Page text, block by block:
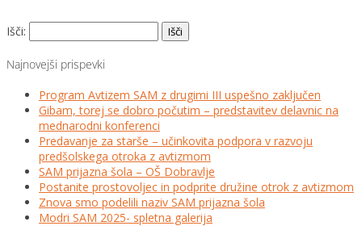
Išči:
Najnovejši prispevki
Program Avtizem SAM z drugimi III uspešno zaključen
Gibam, torej se dobro počutim – predstavitev delavnic na
mednarodni konferenci
Predavanje za starše – učinkovita podpora v razvoju
predšolskega otroka z avtizmom
SAM prijazna šola – OŠ Dobravlje
Postanite prostovoljec in podprite družine otrok z avtizmom
Znova smo podelili naziv SAM prijazna šola
Modri SAM 2025- spletna galerija